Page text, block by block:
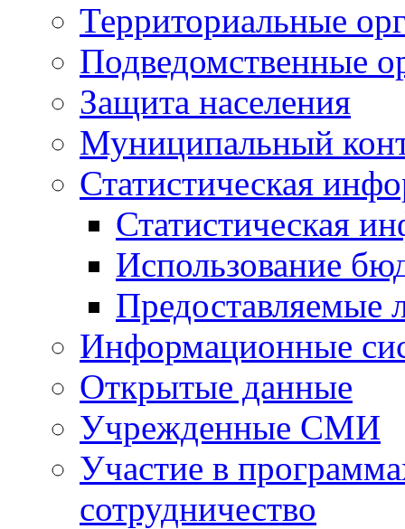
Территориальные
Подведомственные
Защита населения
Муниципальный
Статистическая
Статистическая
Использование
Предоставляемые
Информационные
Открытые данные
Учрежденные СМИ
Участие в
сотрудничество